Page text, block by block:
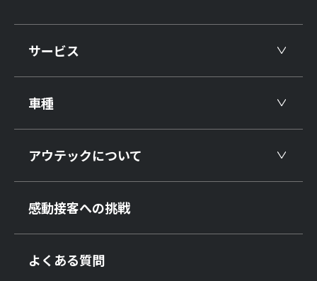
サービス
車種
アウテックについて
感動接客への挑戦
よくある質問